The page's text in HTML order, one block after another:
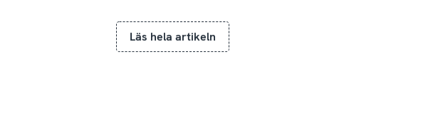
Läs hela artikeln